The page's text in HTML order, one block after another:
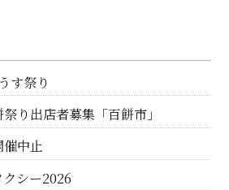
す祭り
り出店者募集「百餅市」
催中止
シー2026